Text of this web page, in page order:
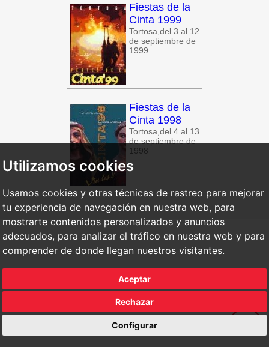
Utilizamos cookies
Usamos cookies y otras técnicas de rastreo para mejorar
tu experiencia de navegación en nuestra web, para
mostrarte contenidos personalizados y anuncios
adecuados, para analizar el tráfico en nuestra web y para
comprender de donde llegan nuestros visitantes.
Aceptar
Rechazar
Configurar
Fiestas de la
Cinta 1999
Tortosa,del 3 al 12
de septiembre de
1999
Fiestas de la
Cinta 1998
Tortosa,del 4 al 13
de septiembre de
1998